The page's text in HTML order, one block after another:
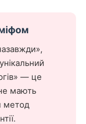
— це
мають
метод